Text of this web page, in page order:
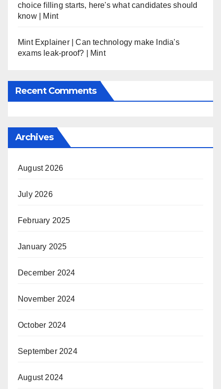
choice filling starts, here's what candidates should
know | Mint
Mint Explainer | Can technology make India's
exams leak-proof? | Mint
Recent Comments
Archives
August 2026
July 2026
February 2025
January 2025
December 2024
November 2024
October 2024
September 2024
August 2024